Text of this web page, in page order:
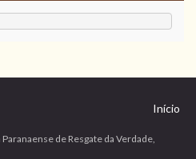
Início
de Resgate da Verdade,